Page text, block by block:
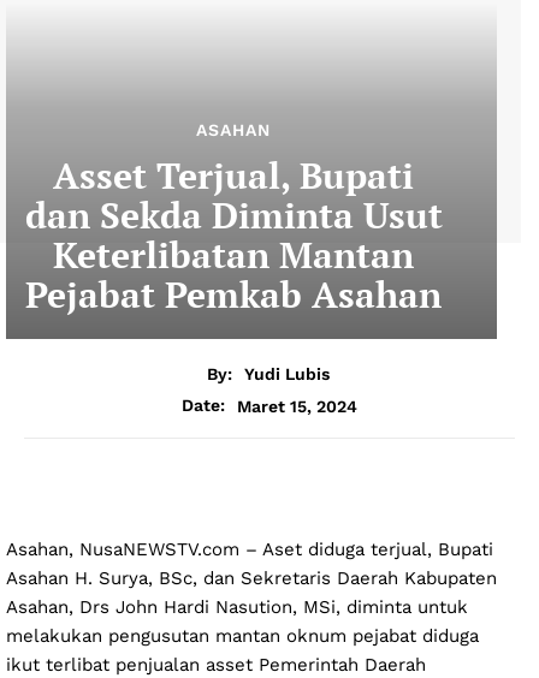
ASAHAN
Asset Terjual, Bupati
dan Sekda Diminta Usut
Keterlibatan Mantan
Pejabat Pemkab Asahan
By:
Yudi Lubis
Date:
Maret 15, 2024
Asahan, NusaNEWSTV.com – Aset diduga terjual, Bupati
Asahan H. Surya, BSc, dan Sekretaris Daerah Kabupaten
Asahan, Drs John Hardi Nasution, MSi, diminta untuk
melakukan pengusutan mantan oknum pejabat diduga
ikut terlibat penjualan asset Pemerintah Daerah